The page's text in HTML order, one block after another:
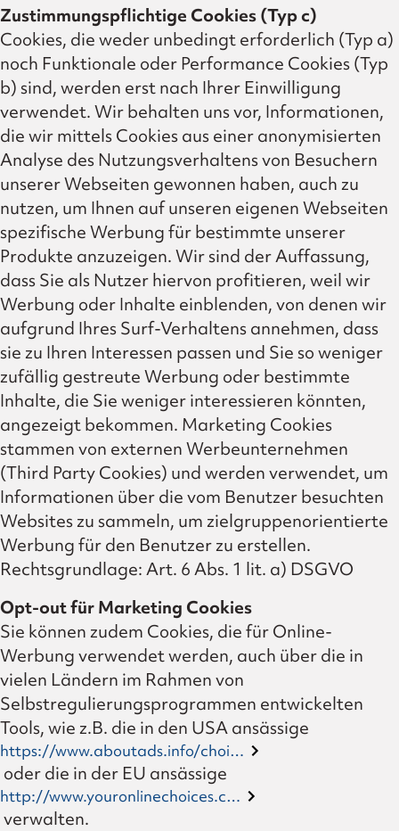
Zustimmungspflichtige Cookies (Typ c)
Cookies, die weder unbedingt erforderlich (Typ a)
noch Funktionale oder Performance Cookies (Typ
b) sind, werden erst nach Ihrer Einwilligung
verwendet. Wir behalten uns vor, Informationen,
die wir mittels Cookies aus einer anonymisierten
Analyse des Nutzungsverhaltens von Besuchern
unserer Webseiten gewonnen haben, auch zu
nutzen, um Ihnen auf unseren eigenen Webseiten
spezifische Werbung für bestimmte unserer
Produkte anzuzeigen. Wir sind der Auffassung,
dass Sie als Nutzer hiervon profitieren, weil wir
Werbung oder Inhalte einblenden, von denen wir
aufgrund Ihres Surf-Verhaltens annehmen, dass
sie zu Ihren Interessen passen und Sie so weniger
zufällig gestreute Werbung oder bestimmte
Inhalte, die Sie weniger interessieren könnten,
angezeigt bekommen. Marketing Cookies
stammen von externen Werbeunternehmen
(Third Party Cookies) und werden verwendet, um
Informationen über die vom Benutzer besuchten
Websites zu sammeln, um zielgruppenorientierte
Werbung für den Benutzer zu erstellen.
Rechtsgrundlage: Art. 6 Abs. 1 lit. a) DSGVO
Opt-out für Marketing Cookies
Sie können zudem Cookies, die für Online-
Werbung verwendet werden, auch über die in
vielen Ländern im Rahmen von
Selbstregulierungsprogrammen entwickelten
Tools, wie z.B. die in den USA ansässige
https://www.aboutads.info/choi…
oder die in der EU ansässige
http://www.youronlinechoices.c…
verwalten.